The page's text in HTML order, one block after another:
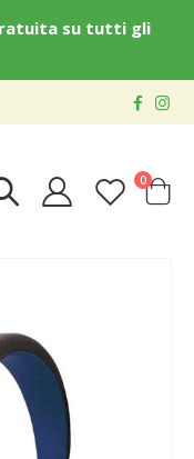
su tutti gli
Cart
0elementi